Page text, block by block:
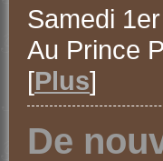
Samedi
Au Prince
[Plus]
De